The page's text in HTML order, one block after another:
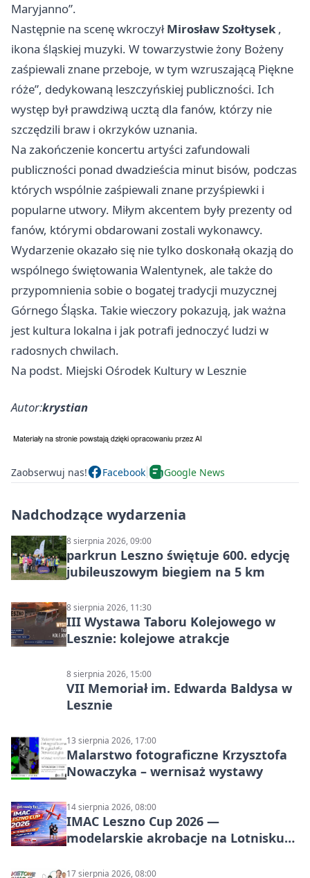
Maryjanno”.
Następnie na scenę wkroczyłMirosław Szołtysek ,
ikona śląskiej muzyki. W towarzystwie żony Bożeny
zaśpiewali znane przeboje, w tym wzruszającą Piękne
róże”, dedykowaną leszczyńskiej publiczności. Ich
występ był prawdziwą ucztą dla fanów, którzy nie
szczędzili braw i okrzyków uznania.
Na zakończenie koncertu artyści zafundowali
publiczności ponad dwadzieścia minut bisów, podczas
których wspólnie zaśpiewali znane przyśpiewki i
popularne utwory. Miłym akcentem były prezenty od
fanów, którymi obdarowani zostali wykonawcy.
Wydarzenie okazało się nie tylko doskonałą okazją do
wspólnego świętowania Walentynek, ale także do
przypomnienia sobie o bogatej tradycji muzycznej
Górnego Śląska. Takie wieczory pokazują, jak ważna
jest kultura lokalna i jak potrafi jednoczyć ludzi w
radosnych chwilach.
Na podst. Miejski Ośrodek Kultury w Lesznie
Autor:krystian
Zaobserwuj nas! Facebook Google News
Nadchodzące wydarzenia
8 sierpnia 2026, 09:00
parkrun Leszno świętuje 600. edycję
jubileuszowym biegiem na 5 km
8 sierpnia 2026, 11:30
III Wystawa Taboru Kolejowego w
Lesznie: kolejowe atrakcje
8 sierpnia 2026, 15:00
VII Memoriał im. Edwarda Baldysa w
Lesznie
13 sierpnia 2026, 17:00
Malarstwo fotograficzne Krzysztofa
Nowaczyka – wernisaż wystawy
14 sierpnia 2026, 08:00
IMAC Leszno Cup 2026 —
modelarskie akrobacje na Lotnisku
17 sierpnia 2026, 08:00